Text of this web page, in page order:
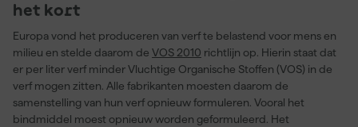
het kort
Europa vond het produceren van verf te belastend voor mens en
milieu en stelde daarom de VOS 2010 richtlijn op. Hierin staat dat
er per liter verf minder Vluchtige Organische Stoffen (VOS) in de
verf mogen zitten. Alle fabrikanten moesten daarom de
samenstelling van hun verf opnieuw formuleren. Vooral het
bindmiddel moest opnieuw worden geformuleerd. Het